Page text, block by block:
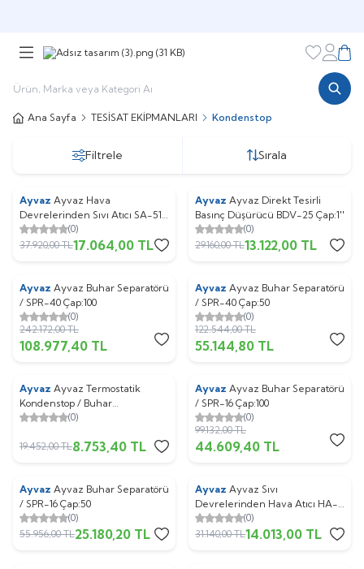
Favorilerim
Ana Sayfa TESİSAT EKİPMANLARI Kondenstop
Filtrele Sırala
%55
Yeni
Ayvaz Ayvaz Hava
Devrelerinden Sıvı Atıcı SA-51
Dişli Çap:1/2"
(0)
37.920,00TL17.064,00 TL
%55
Ayvaz Ayvaz Direkt Tesirli
Basınç Düşürücü BDV-25 Çap:1''
(0)
29.160,00TL13.122,00 TL
%55
Ayvaz Ayvaz Buhar Separatörü
/ SPR-40 Çap:100
(0)
242.172,00TL
108.977,40 TL
%55
Ayvaz Ayvaz Buhar Separatörü
/ SPR-40 Çap:50
(0)
122.544,00TL
55.144,80 TL
%55
Ayvaz Ayvaz Termostatik
Kondenstop / Buhar
Devrelerinden Hava Atıcı TKK-
(0)
19.452,00TL8.753,40 TL
%55
Ayvaz Ayvaz Buhar Separatörü
/ SPR-16 Çap:100
(0)
99.132,00TL
44.609,40 TL
%55
Ayvaz Ayvaz Buhar Separatörü
/ SPR-16 Çap:50
(0)
55.956,00TL25.180,20 TL
%55
Ayvaz Ayvaz Sıvı
Devrelerinden Hava Atıcı HA-
51 Dişli Çap:3/4''
(0)
31.140,00TL14.013,00 TL